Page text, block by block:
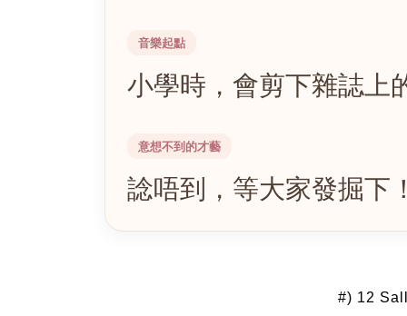
音樂起點
小學時，會剪下雜誌上
意想不到的才藝
諗唔到，等大家發掘下
#) 12